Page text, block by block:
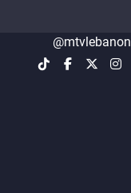
@mtvlebanon